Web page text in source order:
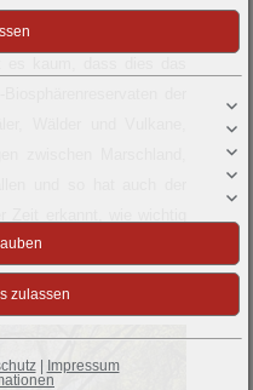
ist immer wieder
Wälder und Vulkane,
zwischen Marschland,
und so hat auch der
| Impressum